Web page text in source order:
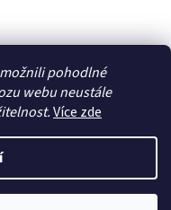
pohodlné
webu neustále
Více zde